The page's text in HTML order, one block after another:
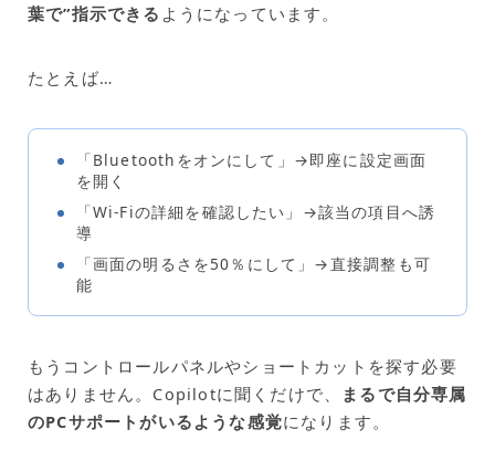
葉で”指示できる ようになっています。
たとえば…
「Bluetoothをオンにして」→即座に設定画面
を開く
「Wi-Fiの詳細を確認したい」→該当の項目へ誘
導
「画面の明るさを50％にして」→直接調整も可
能
もうコントロールパネルやショートカットを探す必要
はありません。Copilotに聞くだけで、
まるで自分専属
のPCサポートがいるような感覚になります。